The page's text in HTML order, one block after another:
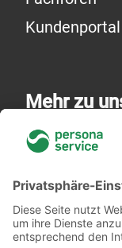
Kundenportal
Mehr zu
Über uns
Akademie